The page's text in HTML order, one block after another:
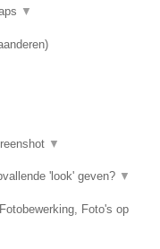
▼
)
▼
'look' geven? ▼
Foto's op